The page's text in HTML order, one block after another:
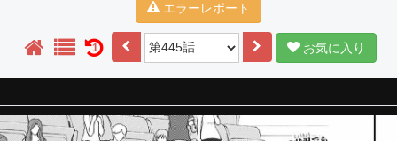
エラーレポート
1 お気に入り